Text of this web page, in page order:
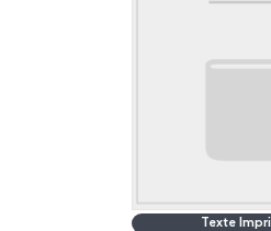
Texte